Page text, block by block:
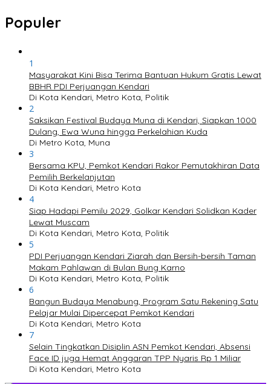
Populer
1
Masyarakat Kini Bisa Terima Bantuan Hukum Gratis Lewat
BBHR PDI Perjuangan Kendari
Di Kota Kendari, Metro Kota, Politik
2
Saksikan Festival Budaya Muna di Kendari, Siapkan 1000
Dulang, Ewa Wuna hingga Perkelahian Kuda
Di Metro Kota, Muna
3
Bersama KPU, Pemkot Kendari Rakor Pemutakhiran Data
Pemilih Berkelanjutan
Di Kota Kendari, Metro Kota
4
Siap Hadapi Pemilu 2029, Golkar Kendari Solidkan Kader
Lewat Muscam
Di Kota Kendari, Metro Kota, Politik
5
PDI Perjuangan Kendari Ziarah dan Bersih-bersih Taman
Makam Pahlawan di Bulan Bung Karno
Di Kota Kendari, Metro Kota, Politik
6
Bangun Budaya Menabung, Program Satu Rekening Satu
Pelajar Mulai Dipercepat Pemkot Kendari
Di Kota Kendari, Metro Kota
7
Selain Tingkatkan Disiplin ASN Pemkot Kendari, Absensi
Face ID juga Hemat Anggaran TPP Nyaris Rp 1 Miliar
Di Kota Kendari, Metro Kota